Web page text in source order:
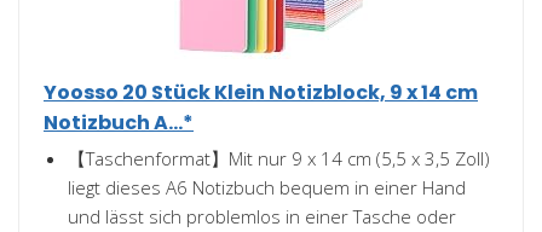
Yoosso 20 Stück Klein Notizblock, 9 x 14 cm
Notizbuch A...*
【Taschenformat】Mit nur 9 x 14 cm (5,5 x 3,5 Zoll)
liegt dieses A6 Notizbuch bequem in einer Hand
und lässt sich problemlos in einer Tasche oder